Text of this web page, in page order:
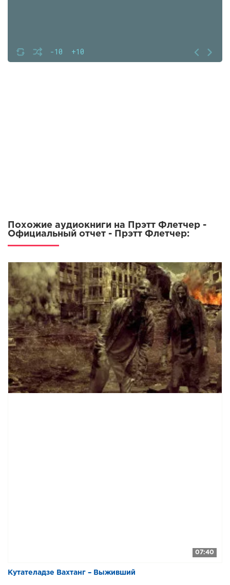
-10 +10
Похожие аудиокниги на Прэтт Флетчер -
Официальный отчет - Прэтт Флетчер:
07:40
Кутателадзе Вахтанг – Выживший